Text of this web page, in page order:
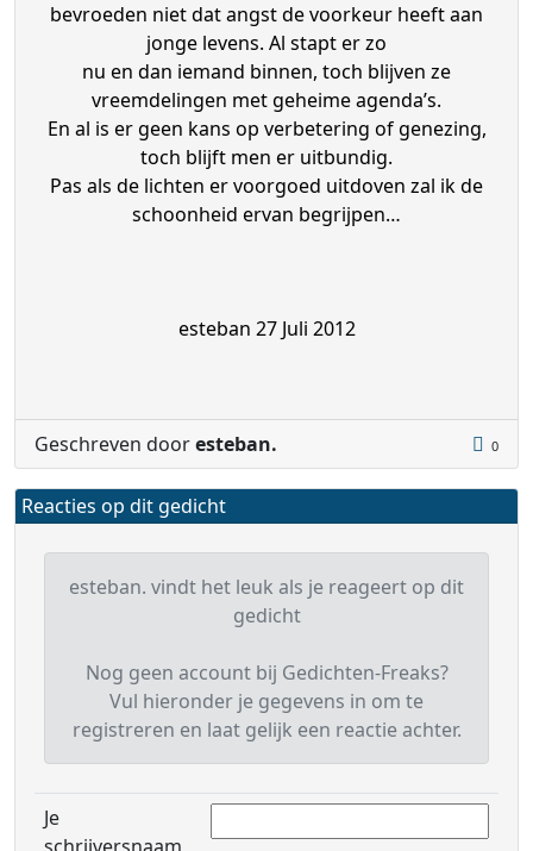
bevroeden niet dat angst de voorkeur heeft aan
jonge levens. Al stapt er zo
nu en dan iemand binnen, toch blijven ze
vreemdelingen met geheime agenda’s.
En al is er geen kans op verbetering of genezing,
toch blijft men er uitbundig.
Pas als de lichten er voorgoed uitdoven zal ik de
schoonheid ervan begrijpen…
esteban 27 Juli 2012
Geschreven dooresteban. 0
Reacties op dit gedicht
esteban. vindt het leuk als je reageert op dit
gedicht
Nog geen account bij Gedichten-Freaks?
Vul hieronder je gegevens in om te
registreren en laat gelijk een reactie achter.
Je